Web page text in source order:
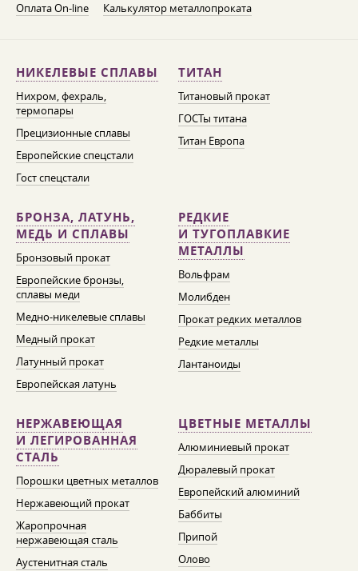
Оплата On-line Калькулятор металлопроката
НИКЕЛЕВЫЕ СПЛАВЫ
Нихром, фехраль,
термопары
Прецизионные сплавы
Европейские спецстали
Гост спецстали
ТИТАН
Титановый прокат
ГОСТы титана
Титан Европа
БРОНЗА, ЛАТУНЬ,
МЕДЬ И СПЛАВЫ
Бронзовый прокат
Европейские бронзы,
сплавы меди
Медно-никелевые сплавы
Медный прокат
Латунный прокат
Европейская латунь
РЕДКИЕ
И ТУГОПЛАВКИЕ
МЕТАЛЛЫ
Вольфрам
Молибден
Прокат редких металлов
Редкие металлы
Лантаноиды
НЕРЖАВЕЮЩАЯ
И ЛЕГИРОВАННАЯ
СТАЛЬ
Порошки цветных металлов
Нержавеющий прокат
Жаропрочная
нержавеющая сталь
Аустенитная сталь
ЦВЕТНЫЕ МЕТАЛЛЫ
Алюминиевый прокат
Дюралевый прокат
Европейский алюминий
Баббиты
Припой
Олово